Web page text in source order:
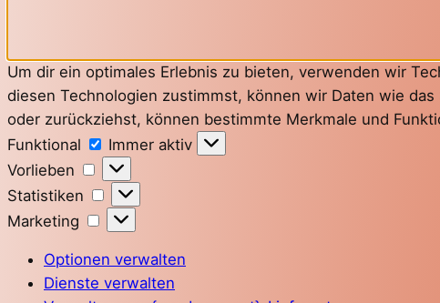
Um dir ein optimales Erlebnis zu bieten, verwenden wir
diesen Technologien zustimmst, können wir Daten wie
oder zurückziehst, können bestimmte Merkmale und
Funktional
Funktional
Immer aktiv
Vorlieben
Vorlieben
Statistiken
Statistiken
Marketing
Marketing
Optionen verwalten
Dienste verwalten